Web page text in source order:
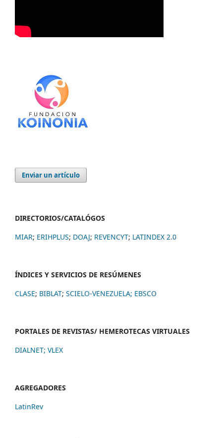
Enviar un artículo
DIRECTORIOS/CATALÓGOS
MIAR; ERIHPLUS; DOAJ; REVENCYT; LATINDEX 2.0
ÍNDICES Y SERVICIOS DE RESÚMENES
CLASE; BIBLAT; SCIELO-VENEZUELA; EBSCO
PORTALES DE REVISTAS/ HEMEROTECAS VIRTUALES
DIALNET; VLEX
AGREGADORES
LatinRev